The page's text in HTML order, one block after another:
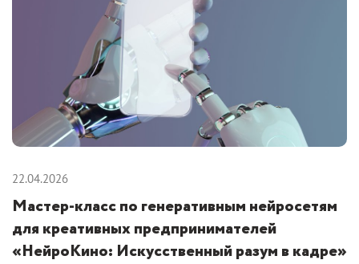
22.04.2026
Мастер-класс по генеративным нейросетям
для креативных предпринимателей
«НейроКино: Искусственный разум в кадре»